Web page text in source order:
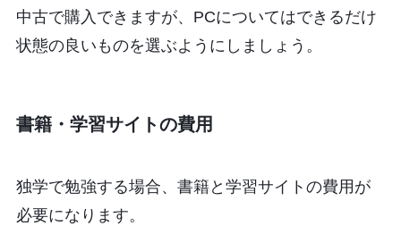
中古で購入できますが、PCについてはできるだけ
状態の良いものを選ぶようにしましょう。
書籍・学習サイトの費用
独学で勉強する場合、書籍と学習サイトの費用が
必要になります。